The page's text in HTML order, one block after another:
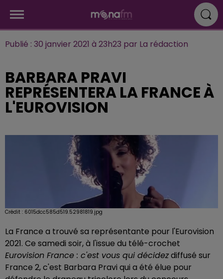
Publié : 30 janvier 2021 à 23h23 par La rédaction
BARBARA PRAVI
REPRÉSENTERA LA FRANCE À
L'EUROVISION
Crédit : 6015dcc585d519.52981819.jpg
La France a trouvé sa représentante pour l'Eurovision
2021. Ce samedi soir, à l'issue du télé-crochet
Eurovision France : c'est vous qui décidezdiffusé sur
France 2, c'est Barbara Pravi qui a été élue pour